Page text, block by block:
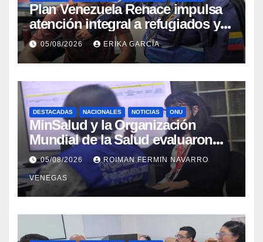
​Plan Venezuela Renace impulsa
atención integral a refugiados y
evaluación de vacunación en
Aragua
05/08/2026 ERIKA GARCÍA
DESTACADAS NACIONALES NOTICIAS ONU
MinSalud y la Organización
Mundial de la Salud evaluaron
propuesta técnica integral en
materia de agua saneamiento e
higiene ante contingencia
sísmica
05/08/2026 ROIMAN FERMIN NAVARRO
VENEGAS